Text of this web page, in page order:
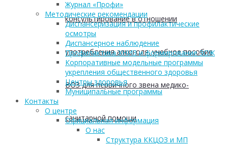
консультирование в отношении
употребления алкоголя: учебное пособие
ВОЗ для первичного звена медико-
санитарной помощи
Журнал «Профи»
Методические рекомендации
Диспансеризация и профилактические
осмотры
Диспансерное наблюдение
Профилактика ХНИЗ и формирование ЗОЖ
Корпоративные модельные программы
укрепления общественного здоровья
Центры здоровья
Муниципальные программы
Контакты
О центре
Официальная информация
О нас
Структура ККЦОЗ и МП